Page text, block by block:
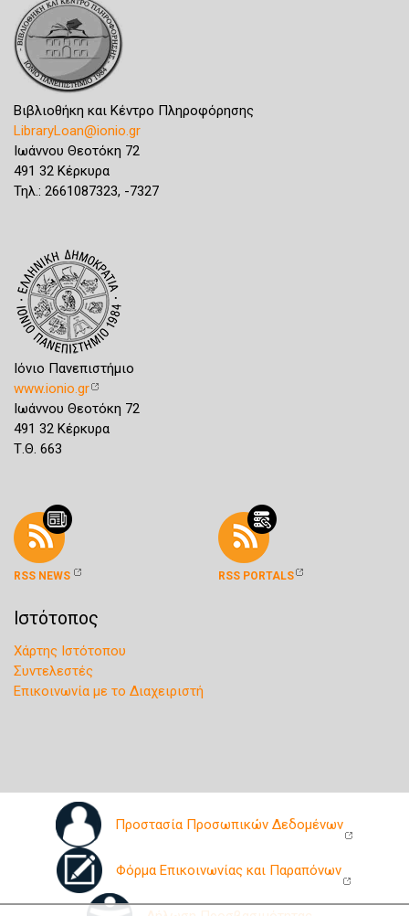
Βιβλιοθήκη και Κέντρο Πληροφόρησης
LibraryLoan@ionio.gr
Ιωάννου Θεοτόκη 72
491 32 Κέρκυρα
Τηλ.: 2661087323, -7327
Ιόνιο Πανεπιστήμιο
www.ionio.gr
Ιωάννου Θεοτόκη 72
491 32 Κέρκυρα
Τ.Θ. 663
RSS NEWS RSS PORTALS
Ιστότοπος
Χάρτης Ιστότοπου
Συντελεστές
Επικοινωνία με το Διαχειριστή
Προστασία Προσωπικών Δεδομένων
Φόρμα Επικοινωνίας και Παραπόνων